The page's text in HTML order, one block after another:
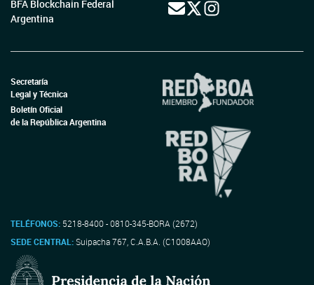
BFA Blockchain Federal
Argentina
Secretaría
Legal y Técnica
Boletín Oficial
de la República Argentina
TELÉFONOS: 5218-8400 - 0810-345-BORA (2672)
SEDE CENTRAL:Suipacha 767, C.A.B.A. (C1008AAO)